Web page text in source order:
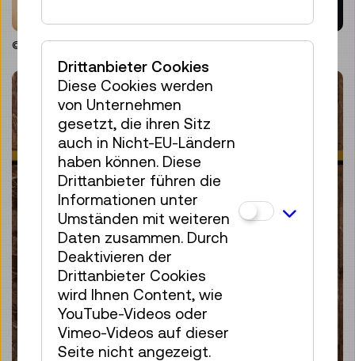
© Technisches Museum Wien
Drittanbieter Cookies
Diese Cookies werden
von Unternehmen
gesetzt, die ihren Sitz
auch in Nicht-EU-Ländern
haben können. Diese
Drittanbieter führen die
Informationen unter
Umständen mit weiteren
Daten zusammen. Durch
Deaktivieren der
Drittanbieter Cookies
wird Ihnen Content, wie
YouTube-Videos oder
Vimeo-Videos auf dieser
Seite nicht angezeigt.